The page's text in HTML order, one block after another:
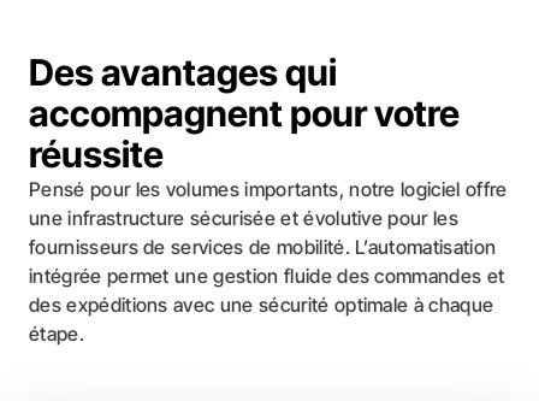
Des avantages qui
accompagnent pour votre
réussite
Pensé pour les volumes importants, notre logiciel offre
une infrastructure sécurisée et évolutive pour les
fournisseurs de services de mobilité. L’automatisation
intégrée permet une gestion fluide des commandes et
des expéditions avec une sécurité optimale à chaque
étape.